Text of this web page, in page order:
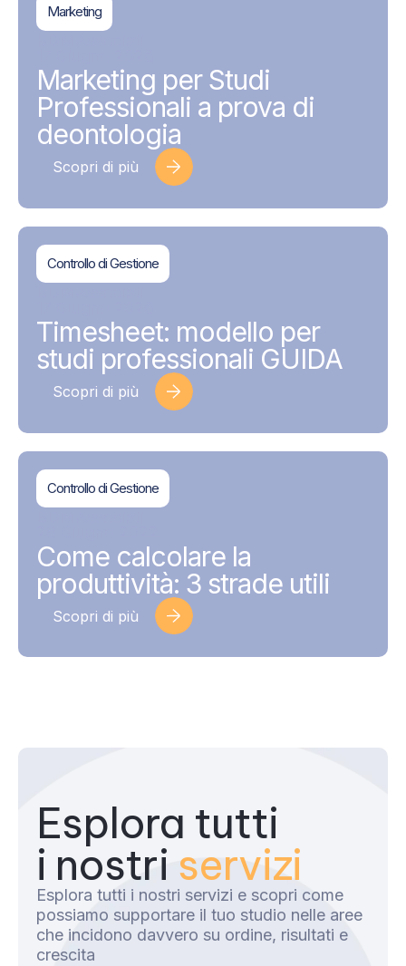
Marketing
Marketing per Studi
Professionali a prova di
deontologia
Scopri di più
Controllo di Gestione
Timesheet: modello per
studi professionali GUIDA
Scopri di più
Controllo di Gestione
Come calcolare la
produttività: 3 strade utili
Scopri di più
Esplora tutti
i nostri servizi
Esplora tutti i nostri servizi e scopri come
possiamo supportare il tuo studio nelle aree
che incidono davvero su ordine, risultati e
crescita